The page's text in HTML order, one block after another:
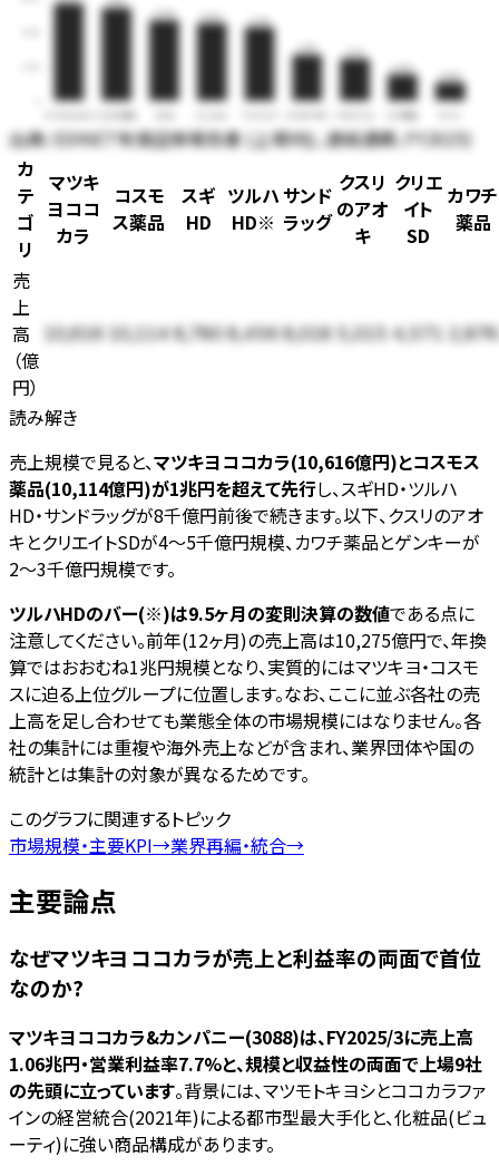
8,780 8,456
8,018
5,015
4,571
2,008
出典:EDINET有価証券報告書 (上場9社、連結通期、FY2025)
カ
テ
ゴ
リ
マツキ
ヨココ
カラ
コスモ
ス薬品
スギ
HD
ツルハ
HD※
サンド
ラッグ
クスリ
のアオ
キ
クリエ
イト
SD
カワチ
薬品
売
上
高
（億
円）
10,616 10,114 8,780 8,456 8,018 5,015 4,571 2,878
読み解き
売上規模で見ると、マツキヨココカラ(10,616億円)とコスモス
薬品(10,114億円)が1兆円を超えて先行し、スギHD・ツルハ
HD・サンドラッグが8千億円前後で続きます。以下、クスリのアオ
キとクリエイトSDが4〜5千億円規模、カワチ薬品とゲンキーが
2〜3千億円規模です。
ツルハHDのバー(※)は9.5ヶ月の変則決算の数値である点に
注意してください。前年(12ヶ月)の売上高は10,275億円で、年換
算ではおおむね1兆円規模となり、実質的にはマツキヨ・コスモ
スに迫る上位グループに位置します。なお、ここに並ぶ各社の売
上高を足し合わせても業態全体の市場規模にはなりません。各
社の集計には重複や海外売上などが含まれ、業界団体や国の
統計とは集計の対象が異なるためです。
このグラフに関連するトピック
市場規模・主要KPI→業界再編・統合→
主要論点
なぜマツキヨココカラが売上と利益率の両面で首位
なのか?
マツキヨココカラ&カンパニー(3088)は、FY2025/3に売上高
1.06兆円・営業利益率7.7%と、規模と収益性の両面で上場9社
の先頭に立っています。背景には、マツモトキヨシとココカラファ
インの経営統合(2021年)による都市型最大手化と、化粧品(ビュ
ーティ)に強い商品構成があります。